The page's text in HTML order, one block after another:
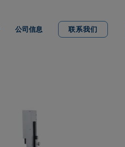
公司信息 联系我们